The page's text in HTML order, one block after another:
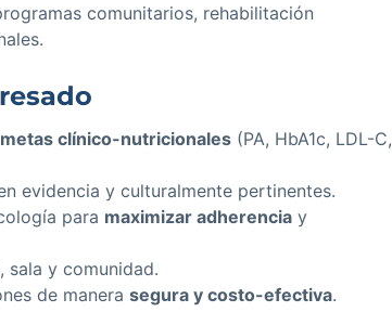
comunitarios, rehabilitación
metas clínico-nutricionales (PA, HbA1c, LDL-C,
evidencia y culturalmente pertinentes.
para maximizar adherencia y
sala y comunidad.
de manera segura y costo-efectiva.